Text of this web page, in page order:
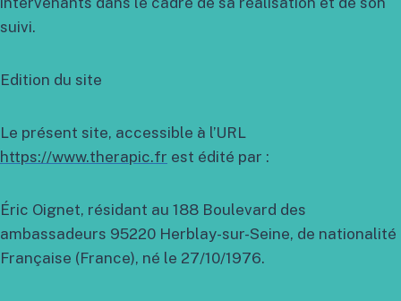
suivi.
Edition du site
Le présent site, accessible à l’URL
https://www.therapic.fr est édité par :
Éric Oignet, résidant au 188 Boulevard des
ambassadeurs 95220 Herblay-sur-Seine, de nationalité
Française (France), né le 27/10/1976.